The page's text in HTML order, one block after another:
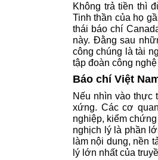
Không trả tiền thì
Tinh thần của họ
thái báo chí
này. Đằng sau
công chúng là tài
tập đoàn công
Báo chí Việt
Nếu nhìn vào thực
xứng. Các cơ
nghiệp, kiểm
nghịch lý là phần
làm nội dung, nền
lý lớn nhất của